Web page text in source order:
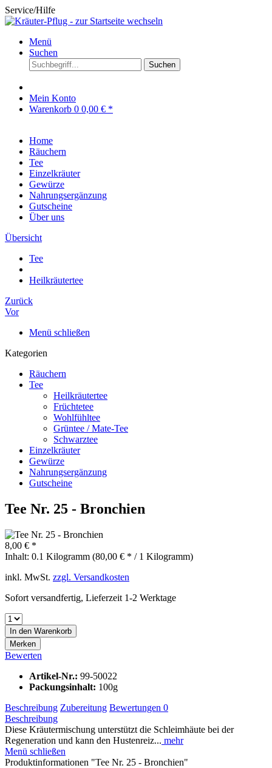
Service/Hilfe
Menü
Suchen
Suchen
Mein Konto
Warenkorb 0 0,00 € *
Home
Räuchern
Tee
Einzelkräuter
Gewürze
Nahrungsergänzung
Gutscheine
Über uns
Übersicht
Tee
Heilkräutertee
Zurück
Vor
Menü schließen
Kategorien
Räuchern
Tee
Heilkräutertee
Früchtetee
Wohlfühltee
Grüntee / Mate-Tee
Schwarztee
Einzelkräuter
Gewürze
Nahrungsergänzung
Gutscheine
Tee Nr. 25 - Bronchien
8,00 € *
Inhalt: 0.1 Kilogramm (80,00 € * / 1 Kilogramm)
inkl. MwSt. zzgl. Versandkosten
Sofort versandfertig, Lieferzeit 1-2 Werktage
In den Warenkorb
Merken
Bewerten
Artikel-Nr.: 99-50022
Packungsinhalt: 100g
Beschreibung Zubereitung Bewertungen 0
Beschreibung
Diese Kräutermischung unterstützt die Schleimhäute bei der
Regeneration und kann den Hustenreiz... mehr
Menü schließen
Produktinformationen "Tee Nr. 25 - Bronchien"